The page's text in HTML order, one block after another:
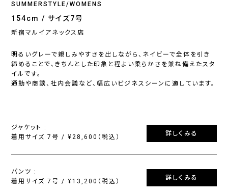
SUMMERSTYLE/WOMENS
154cm / サイズ7号
新宿マルイアネックス店
明るいグレーで親しみやすさを出しながら、ネイビーで全体を引き
締めることで、きちんとした印象と程よい柔らかさを兼ね備えたスタ
イルです。
通勤や商談、社内会議など、幅広いビジネスシーンに適しています。
ジャケット :
着用サイズ 7号 / ¥28,600（税込）
詳しくみる
パンツ :
着用サイズ 7号 / ¥13,200（税込）
詳しくみる